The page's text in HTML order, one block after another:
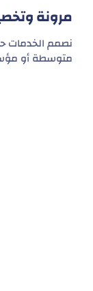
مرونة
نصمم الخدمات
متوسطة أو